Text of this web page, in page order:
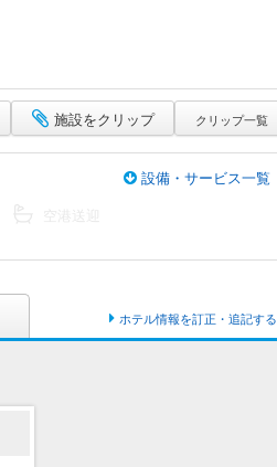
施設をクリップ クリップ一覧
設備・サービス一覧
ホテル情報を訂正・追記する